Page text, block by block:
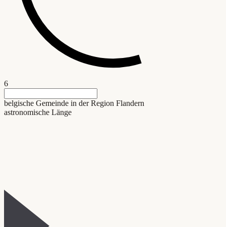
6
belgische Gemeinde in der Region Flandern
astronomische Länge